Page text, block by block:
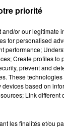
priorité
or our legitimate
for personalised
performance;
Create profiles to
prevent and
These
based on
Link different
les finalités et/ou